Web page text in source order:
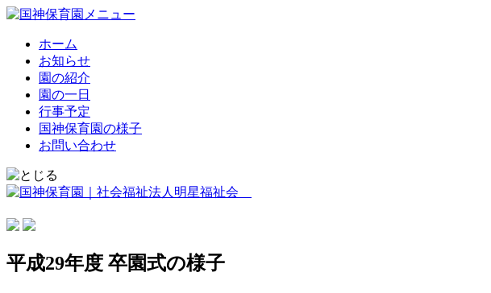
ホーム
お知らせ
園の紹介
園の一日
行事予定
国神保育園の様子
お問い合わせ
平成29年度 卒園式の様子